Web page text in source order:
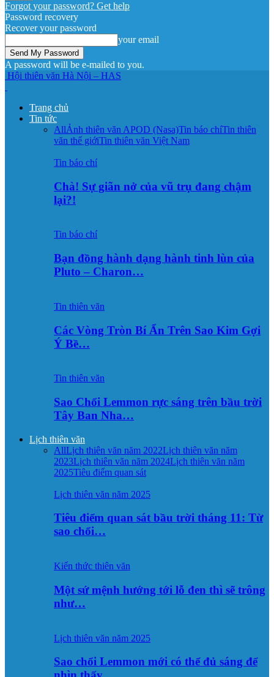
Forgot your password? Get help
Password recovery
Recover your password
your email
A password will be e-mailed to you.
Hội thiên văn Hà Nội – HAS
Trang chủ
Tin tức
AllẢnh thiên văn APOD (Nasa)Tin báo chíTin thiên
văn thế giớiTin thiên văn Việt Nam
Tin báo chí
Chà! Sự giãn nở của vũ trụ đang chậm
lại?!
Tin báo chí
Bạn đồng hành dạng hành tinh lùn của
Pluto – Charon…
Tin thiên văn
Các Vòng Tròn Bí Ẩn Trên Sao Kim Gợi
Ý Bề…
Tin thiên văn
Sao Chổi Lemmon rực sáng trên bầu trời
Tây Ban Nha…
Lịch thiên văn
AllLịch thiên văn năm 2022Lịch thiên văn năm
2023Lịch thiên văn năm 2024Lịch thiên văn năm
2025Tiêu điểm quan sát
Lịch thiên văn năm 2025
Tiêu điểm quan sát bầu trời tháng 11: Từ
sao chổi…
Kiến thức thiên văn
Một sứ mệnh hướng tới lỗ đen thì sẽ trông
như…
Lịch thiên văn năm 2025
Sao chổi Lemmon mới có thể đủ sáng để